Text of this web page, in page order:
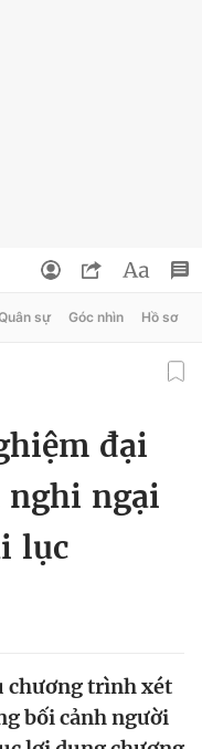
sự Góc nhìn Hồ sơ
đại
nghi ngại
lục
chương trình xét
bối cảnh người